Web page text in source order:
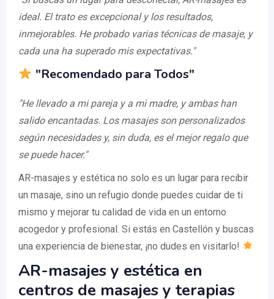
ideal. El trato es excepcional y los resultados,
inmejorables. He probado varias técnicas de masaje, y
cada una ha superado mis expectativas."
"Recomendado para Todos"
"He llevado a mi pareja y a mi madre, y ambas han
salido encantadas. Los masajes son personalizados
según necesidades y, sin duda, es el mejor regalo que
se puede hacer."
AR-masajes y estética no solo es un lugar para recibir
un masaje, sino un refugio donde puedes cuidar de ti
mismo y mejorar tu calidad de vida en un entorno
acogedor y profesional. Si estás en Castellón y buscas
una experiencia de bienestar, ¡no dudes en visitarlo!
AR-masajes y estética en
centros de masajes y terapias